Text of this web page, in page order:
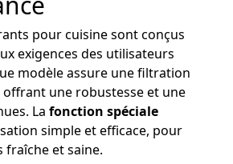
pour cuisine sont conçus
exigences des utilisateurs
modèle assure une filtration
une robustesse et une
La fonction spéciale
simple et efficace, pour
fraîche et saine.